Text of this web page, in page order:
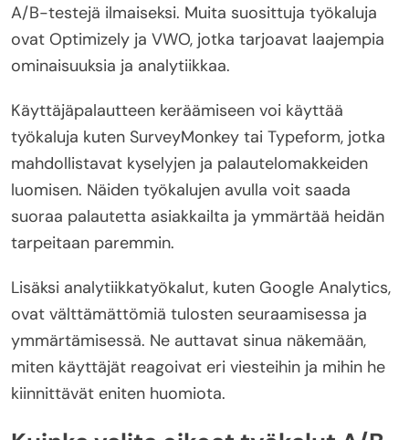
A/B-testejä ilmaiseksi. Muita suosittuja työkaluja
ovat Optimizely ja VWO, jotka tarjoavat laajempia
ominaisuuksia ja analytiikkaa.
Käyttäjäpalautteen keräämiseen voi käyttää
työkaluja kuten SurveyMonkey tai Typeform, jotka
mahdollistavat kyselyjen ja palautelomakkeiden
luomisen. Näiden työkalujen avulla voit saada
suoraa palautetta asiakkailta ja ymmärtää heidän
tarpeitaan paremmin.
Lisäksi analytiikkatyökalut, kuten Google Analytics,
ovat välttämättömiä tulosten seuraamisessa ja
ymmärtämisessä. Ne auttavat sinua näkemään,
miten käyttäjät reagoivat eri viesteihin ja mihin he
kiinnittävät eniten huomiota.